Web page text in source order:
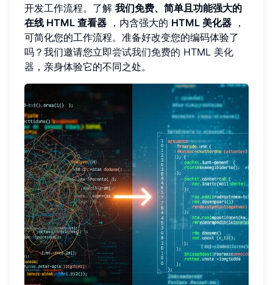
开发工作流程。了解 我们免费、简单且功能强大的
在线 HTML 查看器 ，内含强大的 HTML 美化器 ，
可简化您的工作流程。准备好改变您的编码体验了
吗？我们邀请您立即尝试我们免费的 HTML 美化
器 ，亲身体验它的不同之处。